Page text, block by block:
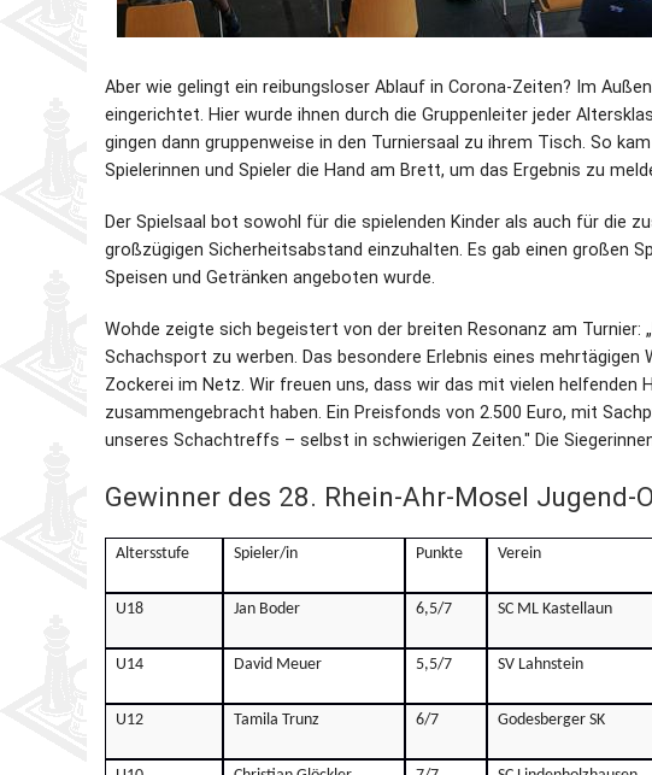
Aber wie gelingt ein reibungsloser Ablauf in Corona-Zeiten? Im
eingerichtet. Hier wurde ihnen durch die Gruppenleiter jeder
gingen dann gruppenweise in den Turniersaal zu ihrem Tisch. So
Spielerinnen und Spieler die Hand am Brett, um das Ergebnis zu
Der Spielsaal bot sowohl für die spielenden Kinder als auch für die
großzügigen Sicherheitsabstand einzuhalten. Es gab einen großen
Speisen und Getränken angeboten wurde.
Wohde zeigte sich begeistert von der breiten Resonanz am Turnier:
Schachsport zu werben. Das besondere Erlebnis eines
Zockerei im Netz. Wir freuen uns, dass wir das mit vielen helfenden
zusammengebracht haben. Ein Preisfonds von 2.500 Euro, mit
unseres Schachtreffs – selbst in schwierigen Zeiten." Die
Gewinner des 28. Rhein-Ahr-Mosel Jugend-
Altersstufe Spieler/in Punkte Verein
U18 Jan Boder 6,5/7 SC ML Kastellaun
U14 David Meuer 5,5/7 SV Lahnstein
U12 Tamila Trunz 6/7 Godesberger SK